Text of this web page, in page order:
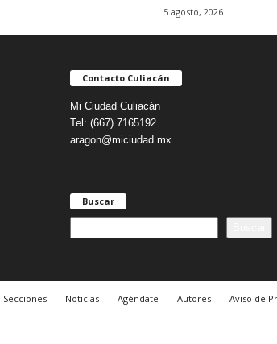
5 agosto, 2026
Contacto Culiacán
Mi Ciudad Culiacán
Tel: (667) 7165192
aragon@miciudad.mx
Buscar
u
Secciones Noticias Agéndate Autores Aviso de